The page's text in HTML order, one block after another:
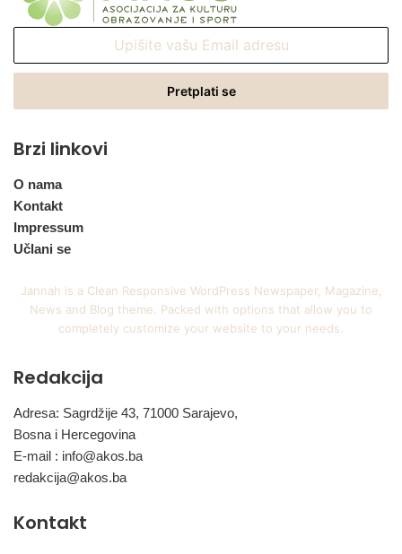
Email
Brzi linkovi
O nama
Kontakt
Impressum
Učlani se
Jannah is a Clean Responsive WordPress Newspaper, Magazine,
News and Blog theme. Packed with options that allow you to
completely customize your website to your needs.
Redakcija
Adresa: Sagrdžije 43, 71000 Sarajevo,
Bosna i Hercegovina
E-mail : info@akos.ba
redakcija@akos.ba
Kontakt